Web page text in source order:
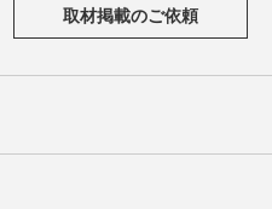
取材掲載のご依頼